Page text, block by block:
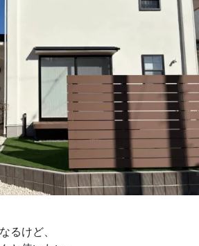
るけど、